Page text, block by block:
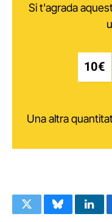
Si t'agrada
10€
Una altra
TwitterBluesky